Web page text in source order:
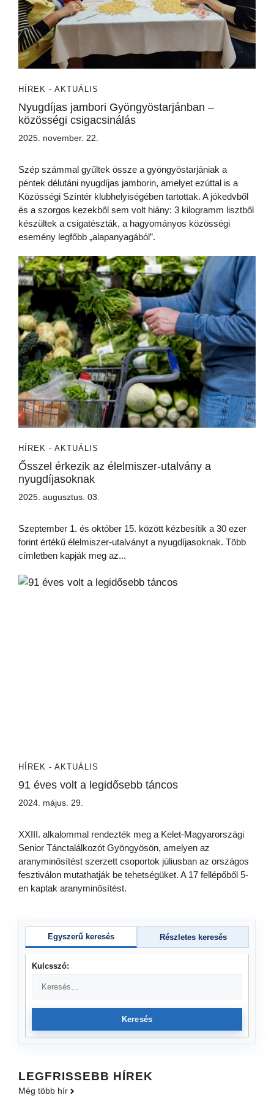
HÍREK - AKTUÁLIS
Nyugdíjas jambori Gyöngyöstarjánban –
közösségi csigacsinálás
2025. november. 22.
Szép számmal gyűltek össze a gyöngyöstarjániak a
péntek délutáni nyugdíjas jamborin, amelyet ezúttal is a
Közösségi Színtér klubhelyiségében tartottak. A jókedvből
és a szorgos kezekből sem volt hiány: 3 kilogramm lisztből
készültek a csigatészták, a hagyományos közösségi
esemény legfőbb „alapanyagából”.
HÍREK - AKTUÁLIS
Ősszel érkezik az élelmiszer-utalvány a
nyugdíjasoknak
2025. augusztus. 03.
Szeptember 1. és október 15. között kézbesítik a 30 ezer
forint értékű élelmiszer-utalványt a nyugdíjasoknak. Több
címletben kapják meg az...
HÍREK - AKTUÁLIS
91 éves volt a legidősebb táncos
2024. május. 29.
XXIII. alkalommal rendezték meg a Kelet-Magyarországi
Senior Tánctalálkozót Gyöngyösön, amelyen az
aranyminősítést szerzett csoportok júliusban az országos
fesztiválon mutathatják be tehetségüket. A 17 fellépőből 5-
en kaptak aranyminősítést.
Egyszerű keresés Részletes keresés
Kulcsszó:
Keresés
LEGFRISSEBB HÍREK
Még több hír